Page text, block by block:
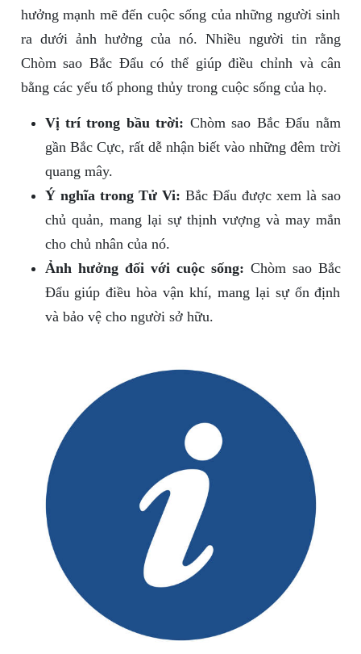
hưởng mạnh mẽ đến cuộc sống của những người sinh
ra dưới ảnh hưởng của nó. Nhiều người tin rằng
Chòm sao Bắc Đẩu có thể giúp điều chỉnh và cân
bằng các yếu tố phong thủy trong cuộc sống của họ.
Vị trí trong bầu trời: Chòm sao Bắc Đẩu nằm
gần Bắc Cực, rất dễ nhận biết vào những đêm trời
quang mây.
Ý nghĩa trong Tử Vi: Bắc Đẩu được xem là sao
chủ quản, mang lại sự thịnh vượng và may mắn
cho chủ nhân của nó.
Ảnh hưởng đối với cuộc sống: Chòm sao Bắc
Đẩu giúp điều hòa vận khí, mang lại sự ổn định
và bảo vệ cho người sở hữu.